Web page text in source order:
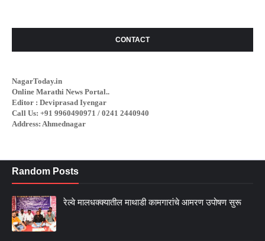
CONTACT
NagarToday.in
Online Marathi News Portal..
Editor : Deviprasad Iyengar
Call Us: +91 9960490971 / 0241 2440940
Address: Ahmednagar
Random Posts
रेल्वे मालधक्क्यातील माथाडी कामगारांचे आमरण उपोषण सुरू